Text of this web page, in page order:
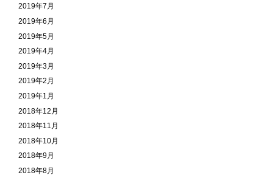
2019年7月
2019年6月
2019年5月
2019年4月
2019年3月
2019年2月
2019年1月
2018年12月
2018年11月
2018年10月
2018年9月
2018年8月